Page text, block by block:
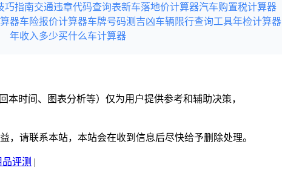
巧指南交通违章代码查询表新车落地价计算器汽车购置税计算器
器车险报价计算器车牌号码测吉凶车辆限行查询工具年检计算器
年收入多少买什么车计算器
本时间、图表分析等）仅为用户提供参考和辅助决策，
，请联系本站，本站会在收到信息后尽快给予删除处理。
评测 |